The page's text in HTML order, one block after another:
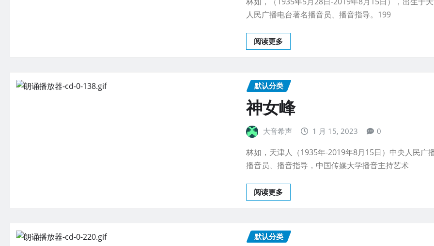
人民广播电台著名播音员、播音指导。199
阅读更多
默认分类
神女峰
大音希声 1 月 15, 2023 0
林如，天津人（1935年-2019年8月15日）中央人民广
播音员、播音指导，中国传媒大学播音主持艺术
阅读更多
默认分类